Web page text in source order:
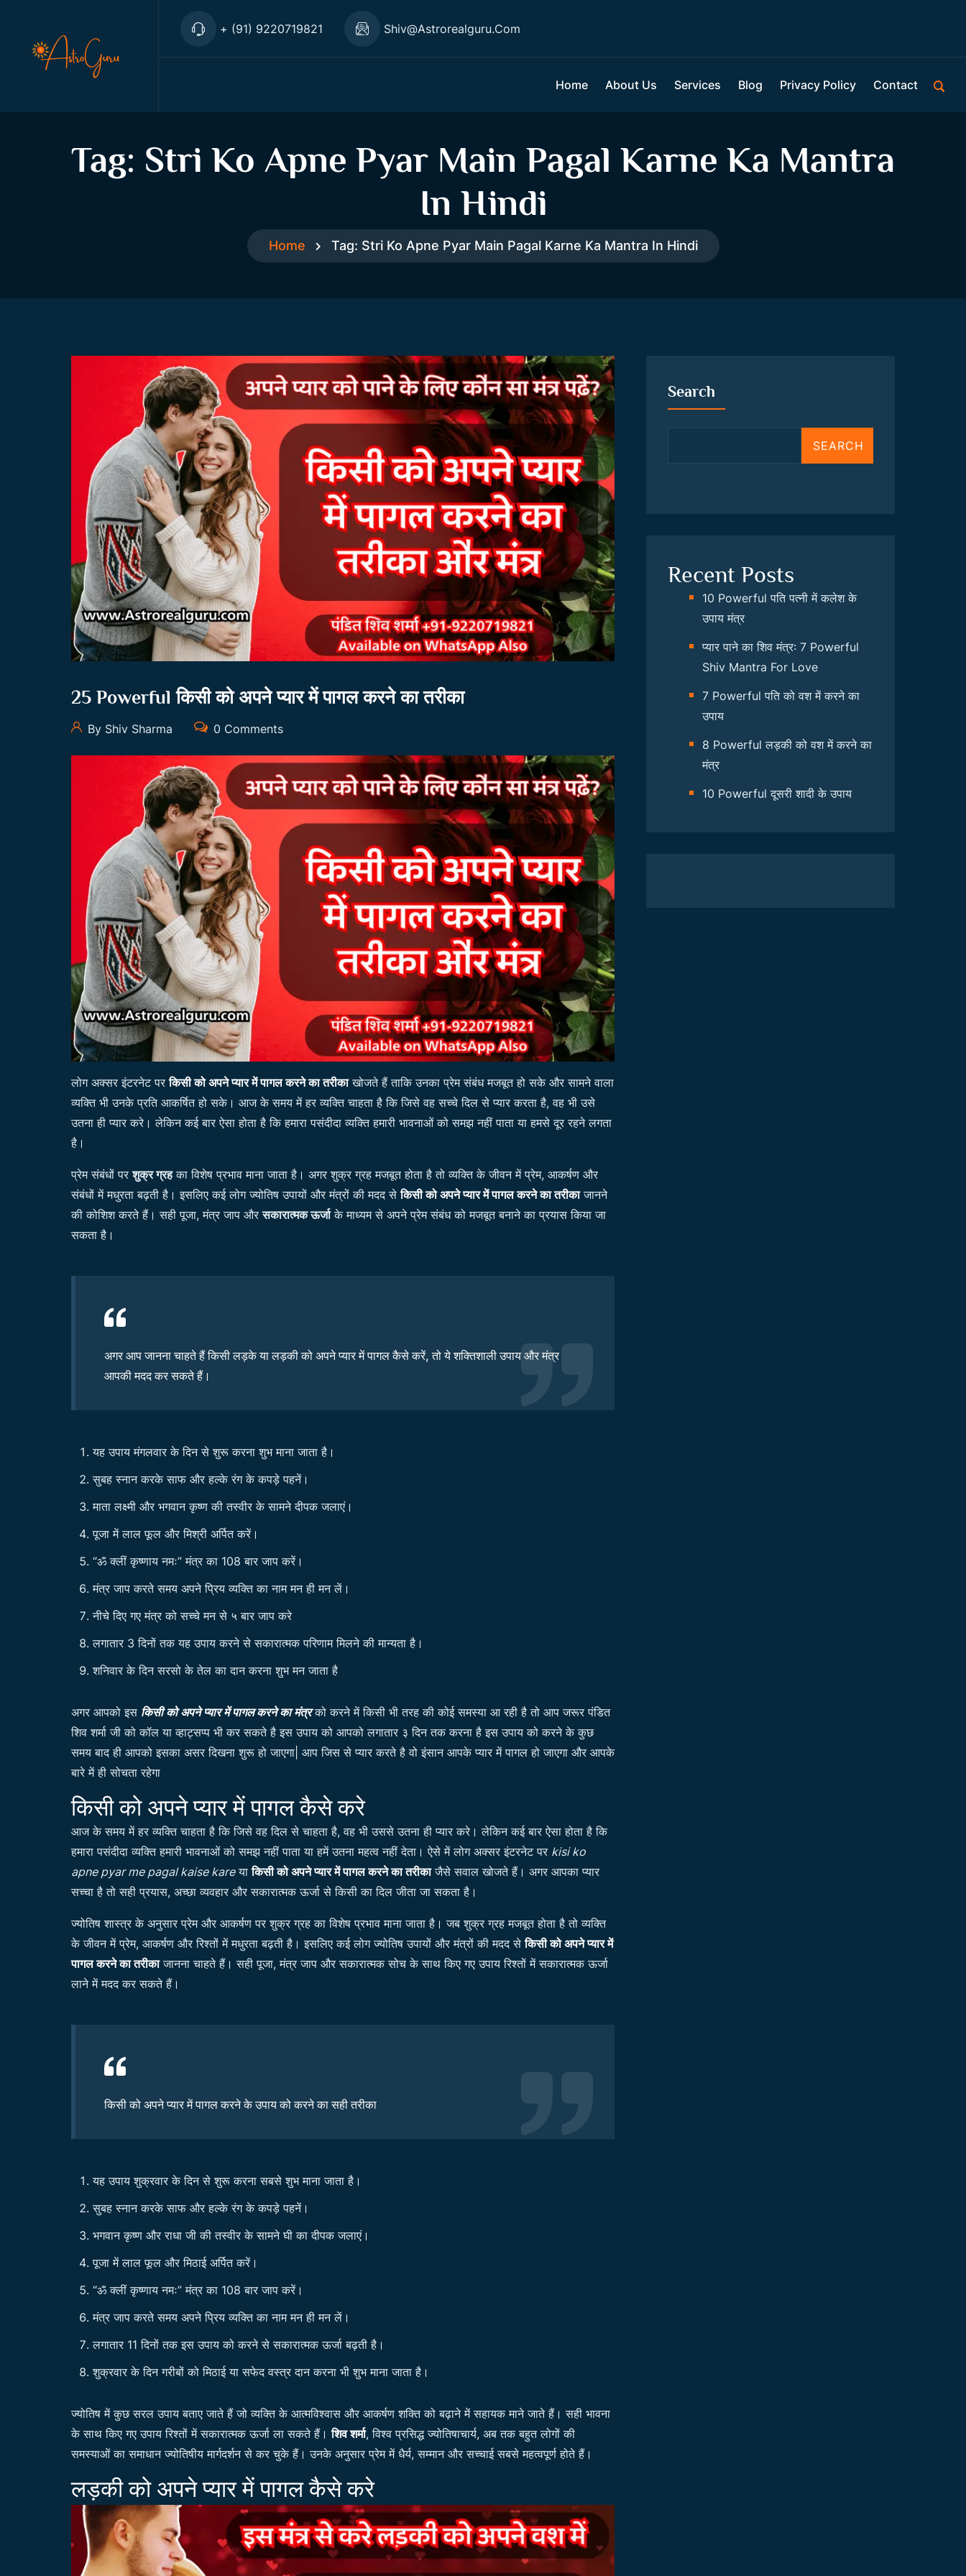
+ (91) 9220719821 Shiv@astrorealguru.com
Home About Us Services Blog Privacy Policy Contact
Tag: Stri Ko Apne Pyar Main Pagal Karne Ka Mantra
In Hindi
Home Tag: Stri Ko Apne Pyar Main Pagal Karne Ka Mantra In Hindi
25 Powerful किसी को अपने प्यार में पागल करने का तरीका
By Shiv Sharma 0 Comments
लोग अक्सर इंटरनेट परकिसी को अपने प्यार में पागल करने का तरीकाखोजते हैं ताकि उनका प्रेम संबंध मजबूत हो सके और सामने वाला
व्यक्ति भी उनके प्रति आकर्षित हो सके। आज के समय में हर व्यक्ति चाहता है कि जिसे वह सच्चे दिल से प्यार करता है, वह भी उसे
उतना ही प्यार करे। लेकिन कई बार ऐसा होता है कि हमारा पसंदीदा व्यक्ति हमारी भावनाओं को समझ नहीं पाता या हमसे दूर रहने लगता
है।
प्रेम संबंधों परशुक्र ग्रहका विशेष प्रभाव माना जाता है। अगर शुक्र ग्रह मजबूत होता है तो व्यक्ति के जीवन में प्रेम, आकर्षण और
संबंधों में मधुरता बढ़ती है। इसलिए कई लोग ज्योतिष उपायों और मंत्रों की मदद सेकिसी को अपने प्यार में पागल करने का तरीकाजानने
की कोशिश करते हैं। सही पूजा, मंत्र जाप औरसकारात्मक ऊर्जाके माध्यम से अपने प्रेम संबंध को मजबूत बनाने का प्रयास किया जा
सकता है।
अगर आप जानना चाहते हैं किसी लड़के या लड़की को अपने प्यार में पागल कैसे करें, तो ये शक्तिशाली उपाय और मंत्र
आपकी मदद कर सकते हैं।
यह उपाय मंगलवार के दिन से शुरू करना शुभ माना जाता है।
सुबह स्नान करके साफ और हल्के रंग के कपड़े पहनें।
माता लक्ष्मी और भगवान कृष्ण की तस्वीर के सामने दीपक जलाएं।
पूजा में लाल फूल और मिश्री अर्पित करें।
“ॐ क्लीं कृष्णाय नमः” मंत्र का 108 बार जाप करें।
मंत्र जाप करते समय अपने प्रिय व्यक्ति का नाम मन ही मन लें।
नीचे दिए गए मंत्र को सच्चे मन से ५ बार जाप करे
लगातार 3 दिनों तक यह उपाय करने से सकारात्मक परिणाम मिलने की मान्यता है।
शनिवार के दिन सरसो के तेल का दान करना शुभ मन जाता है
अगर आपको इस किसी को अपने प्यार में पागल करने का मंत्रको करने में किसी भी तरह की कोई समस्या आ रही है तो आप जरूर पंडित
शिव शर्मा जी को कॉल या व्हाट्सप्प भी कर सकते है इस उपाय को आपको लगातार ३ दिन तक करना है इस उपाय को करने के कुछ
समय बाद ही आपको इसका असर दिखना शुरू हो जाएगा| आप जिस से प्यार करते है वो इंसान आपके प्यार में पागल हो जाएगा और आपके
बारे में ही सोचता रहेगा
किसी को अपने प्यार में पागल कैसे करे
आज के समय में हर व्यक्ति चाहता है कि जिसे वह दिल से चाहता है, वह भी उससे उतना ही प्यार करे। लेकिन कई बार ऐसा होता है कि
हमारा पसंदीदा व्यक्ति हमारी भावनाओं को समझ नहीं पाता या हमें उतना महत्व नहीं देता। ऐसे में लोग अक्सर इंटरनेट पर kisi ko
apne pyar me pagal kaise kareयाकिसी को अपने प्यार में पागल करने का तरीकाजैसे सवाल खोजते हैं। अगर आपका प्यार
सच्चा है तो सही प्रयास, अच्छा व्यवहार और सकारात्मक ऊर्जा से किसी का दिल जीता जा सकता है।
ज्योतिष शास्त्र के अनुसार प्रेम और आकर्षण पर शुक्र ग्रह का विशेष प्रभाव माना जाता है। जब शुक्र ग्रह मजबूत होता है तो व्यक्ति
के जीवन में प्रेम, आकर्षण और रिश्तों में मधुरता बढ़ती है। इसलिए कई लोग ज्योतिष उपायों और मंत्रों की मदद सेकिसी को अपने प्यार में
पागल करने का तरीकाजानना चाहते हैं। सही पूजा, मंत्र जाप और सकारात्मक सोच के साथ किए गए उपाय रिश्तों में सकारात्मक ऊर्जा
लाने में मदद कर सकते हैं।
किसी को अपने प्यार में पागल करने के उपाय को करने का सही तरीका
यह उपाय शुक्रवार के दिन से शुरू करना सबसे शुभ माना जाता है।
सुबह स्नान करके साफ और हल्के रंग के कपड़े पहनें।
भगवान कृष्ण और राधा जी की तस्वीर के सामने घी का दीपक जलाएं।
पूजा में लाल फूल और मिठाई अर्पित करें।
“ॐ क्लीं कृष्णाय नमः” मंत्र का 108 बार जाप करें।
मंत्र जाप करते समय अपने प्रिय व्यक्ति का नाम मन ही मन लें।
लगातार 11 दिनों तक इस उपाय को करने से सकारात्मक ऊर्जा बढ़ती है।
शुक्रवार के दिन गरीबों को मिठाई या सफेद वस्त्र दान करना भी शुभ माना जाता है।
ज्योतिष में कुछ सरल उपाय बताए जाते हैं जो व्यक्ति के आत्मविश्वास और आकर्षण शक्ति को बढ़ाने में सहायक माने जाते हैं। सही भावना
के साथ किए गए उपाय रिश्तों में सकारात्मक ऊर्जा ला सकते हैं।शिव शर्मा, विश्व प्रसिद्ध ज्योतिषाचार्य, अब तक बहुत लोगों की
समस्याओं का समाधान ज्योतिषीय मार्गदर्शन से कर चुके हैं। उनके अनुसार प्रेम में धैर्य, सम्मान और सच्चाई सबसे महत्वपूर्ण होते हैं।
लड़की को अपने प्यार में पागल कैसे करे
Search
SEARCH
Recent Posts
10 Powerful पति पत्नी में कलेश के
उपाय मंत्र
प्यार पाने का शिव मंत्र: 7 Powerful
Shiv Mantra For Love
7 Powerful पति को वश में करने का
उपाय
8 Powerful लड़की को वश में करने का
मंत्र
10 Powerful दूसरी शादी के उपाय